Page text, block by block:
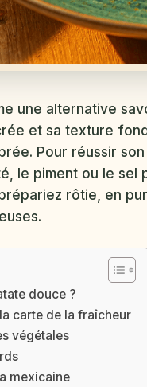
une alternative
et sa texture
Pour réussir son
le piment ou le
rôtie, en
douce ?
carte de la fraîcheur
végétales
mexicaine